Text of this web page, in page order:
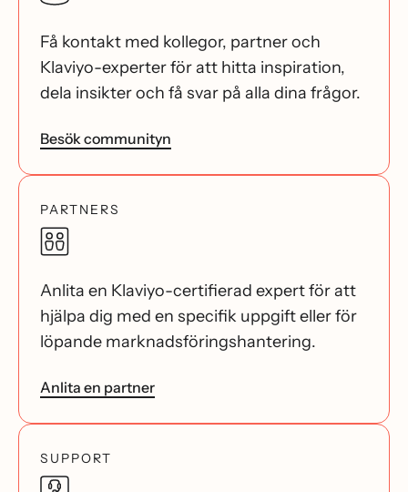
Få kontakt med kollegor, partner och
Klaviyo-experter för att hitta inspiration,
dela insikter och få svar på alla dina frågor.
Besök communityn
PARTNERS
Anlita en Klaviyo-certifierad expert för att
hjälpa dig med en specifik uppgift eller för
löpande marknadsföringshantering.
Anlita en partner
SUPPORT